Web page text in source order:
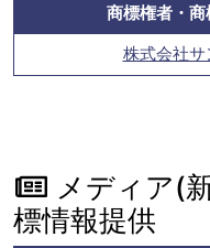
商標権者・商
株式会社サ
メディア(
標情報提供